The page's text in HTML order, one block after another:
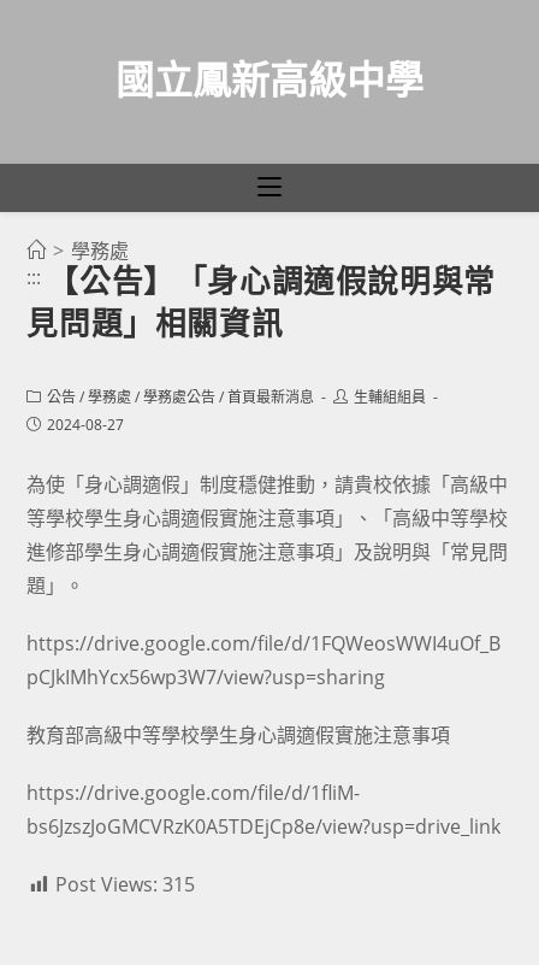
國立鳳新高級中學
> 學務處
:::
【公告】「身心調適假說明與常
見問題」相關資訊
Post
category:
公告 / 學務處 / 學務處公告 / 首頁最新消息
Post生輔組組員
Post2024-08-27
為使「身心調適假」制度穩健推動，請貴校依據「高級中
等學校學生身心調適假實施注意事項」、「高級中等學校
進修部學生身心調適假實施注意事項」及說明與「常見問
題」。
https://drive.google.com/file/d/1FQWeosWWI4uOf_B
pCJkIMhYcx56wp3W7/view?usp=sharing
教育部高級中等學校學生身心調適假實施注意事項
https://drive.google.com/file/d/1fliM-
bs6JzszJoGMCVRzK0A5TDEjCp8e/view?usp=drive_link
Post Views: 315